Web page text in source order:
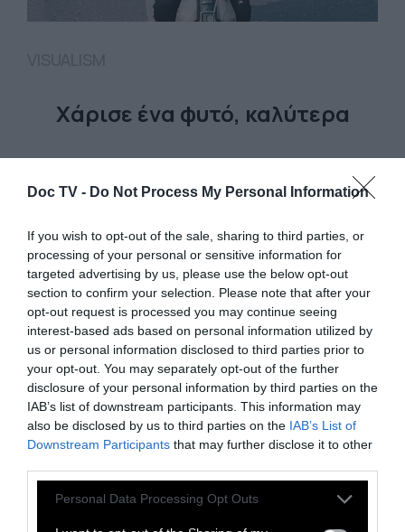
Doc TV - Do Not Process My Personal Information
If you wish to opt-out of the sale, sharing to third parties, or
processing of your personal or sensitive information for
targeted advertising by us, please use the below opt-out
section to confirm your selection. Please note that after your
opt-out request is processed you may continue seeing
interest-based ads based on personal information utilized by
us or personal information disclosed to third parties prior to
your opt-out. You may separately opt-out of the further
disclosure of your personal information by third parties on the
IAB’s list of downstream participants. This information may
also be disclosed by us to third parties on the IAB’s List of
Downstream Participants that may further disclose it to other
Personal Data Processing Opt Outs
Χάρισε ένα φυτό, καλύτερα
φυτό» για την γιορτή του Αγ. Βαλεντίνου
12 Φεβρουαρίου 2026